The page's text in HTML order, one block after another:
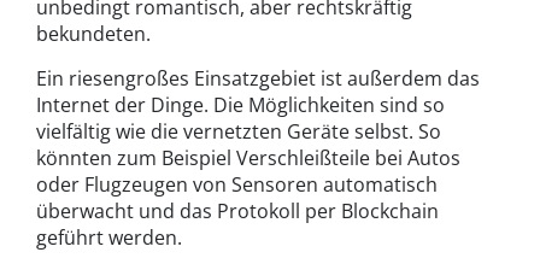
unbedingt romantisch, aber rechtskräftig
bekundeten.
Ein riesengroßes Einsatzgebiet ist außerdem das
Internet der Dinge. Die Möglichkeiten sind so
vielfältig wie die vernetzten Geräte selbst. So
könnten zum Beispiel Verschleißteile bei Autos
oder Flugzeugen von Sensoren automatisch
überwacht und das Protokoll per Blockchain
geführt werden.